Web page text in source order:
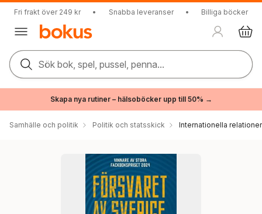
Fri frakt över 249 kr • Snabba leveranser • Billiga böcker
Sök bok, spel, pussel, penna...
Skapa nya rutiner – hälsoböcker upp till 50% →
Samhälle och politik Politik och statsskick Internationella relationer